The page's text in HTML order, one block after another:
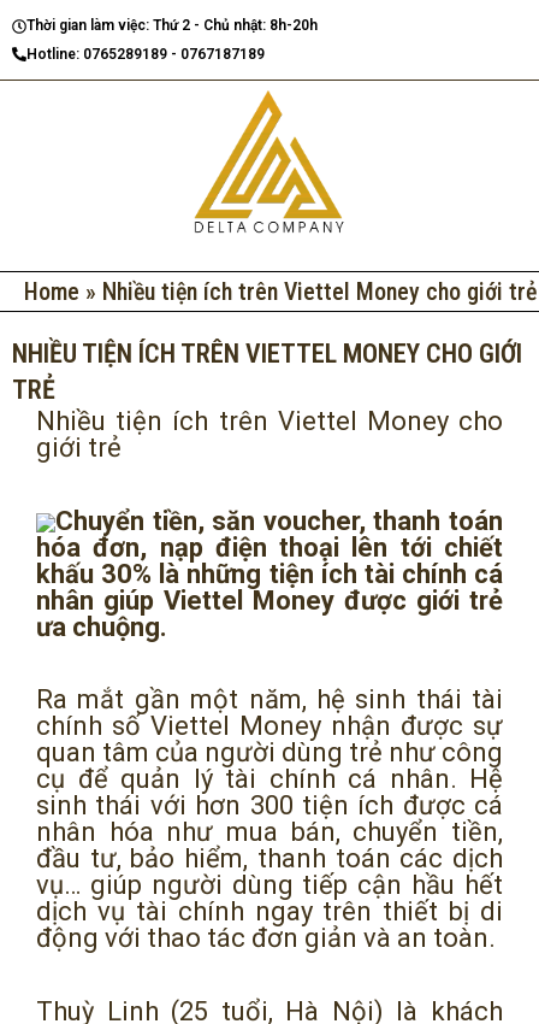
tới
nội
Thời gian làm việc: Thứ 2 - Chủ nhật: 8h-20h
Hotline: 0765289189 - 0767187189
Home » Nhiều tiện ích trên Viettel Money cho giới trẻ
NHIỀU TIỆN ÍCH TRÊN VIETTEL MONEY CHO GIỚI
TRẺ
Nhiều tiện ích trên Viettel Money cho
giới trẻ
Chuyển tiền, săn voucher, thanh toán
hóa đơn, nạp điện thoại lên tới chiết
khấu 30% là những tiện ích tài chính cá
nhân giúp Viettel Money được giới trẻ
ưa chuộng.
Ra mắt gần một năm, hệ sinh thái tài
chính số Viettel Money nhận được sự
quan tâm của người dùng trẻ như công
cụ để quản lý tài chính cá nhân. Hệ
sinh thái với hơn 300 tiện ích được cá
nhân hóa như mua bán, chuyển tiền,
đầu tư, bảo hiểm, thanh toán các dịch
vụ… giúp người dùng tiếp cận hầu hết
dịch vụ tài chính ngay trên thiết bị di
động với thao tác đơn giản và an toàn.
Thuỳ Linh (25 tuổi, Hà Nội) là khách